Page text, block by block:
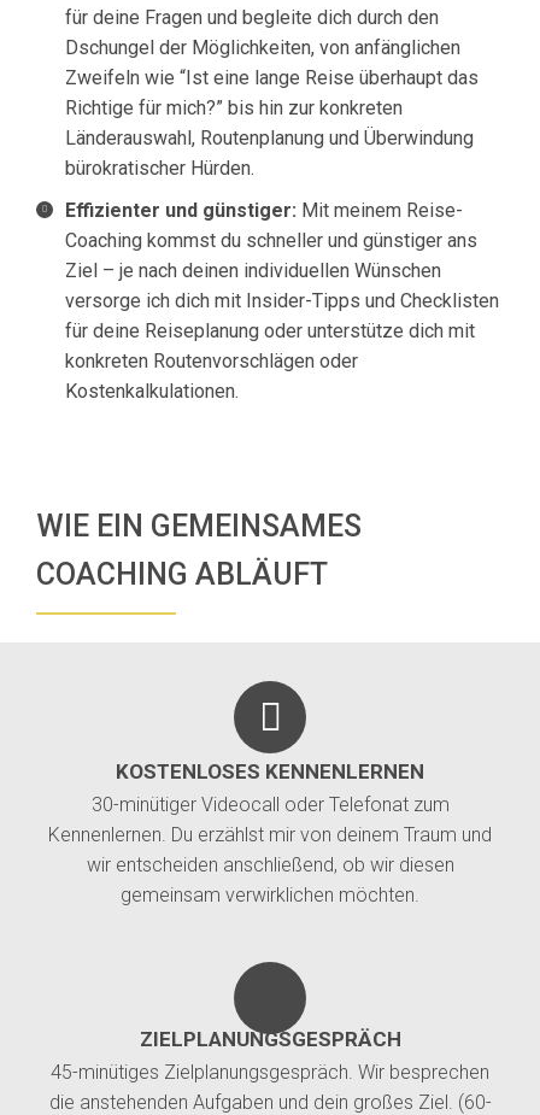
für deine Fragen und begleite dich durch den
Dschungel der Möglichkeiten, von anfänglichen
Zweifeln wie “Ist eine lange Reise überhaupt das
Richtige für mich?” bis hin zur konkreten
Länderauswahl, Routenplanung und Überwindung
bürokratischer Hürden.
Effizienter und günstiger: Mit meinem Reise-
Coaching kommst du schneller und günstiger ans
Ziel – je nach deinen individuellen Wünschen
versorge ich dich mit Insider-Tipps und Checklisten
für deine Reiseplanung oder unterstütze dich mit
konkreten Routenvorschlägen oder
Kostenkalkulationen.
WIE EIN GEMEINSAMES
COACHING ABLÄUFT
KOSTENLOSES KENNENLERNEN
30-minütiger Videocall oder Telefonat zum
Kennenlernen. Du erzählst mir von deinem Traum und
wir entscheiden anschließend, ob wir diesen
gemeinsam verwirklichen möchten.
ZIELPLANUNGSGESPRÄCH
45-minütiges Zielplanungsgespräch. Wir besprechen
die anstehenden Aufgaben und dein großes Ziel. (60-